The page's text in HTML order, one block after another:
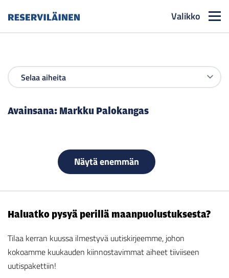
Valikko
Avainsana: Markku Palokangas
Näytä enemmän
Haluatko pysyä perillä maanpuolustuksesta?
Tilaa kerran kuussa ilmestyvä uutiskirjeemme, johon
kokoamme kuukauden kiinnostavimmat aiheet tiiviiseen
uutispakettiin!